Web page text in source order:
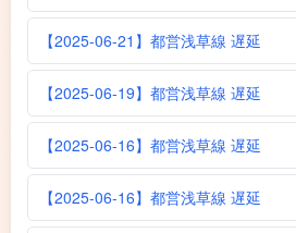
【2025-06-21】都営浅草線 遅延
【2025-06-19】都営浅草線 遅延
【2025-06-16】都営浅草線 遅延
【2025-06-16】都営浅草線 遅延